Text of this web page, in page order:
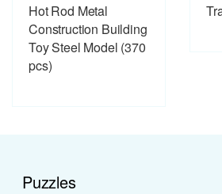
Hot Rod Metal
Construction Building
Toy Steel Model (370
pcs)
Puzzles